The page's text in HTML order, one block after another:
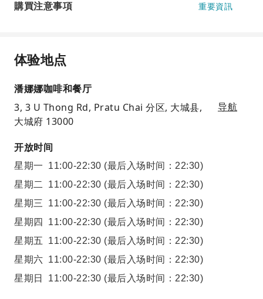
購買注意事項 重要資訊
体验地点
潘娜娜咖啡和餐厅
3, 3 U Thong Rd, Pratu Chai 分区, 大城县,
大城府 13000
导航
开放时间
星期一 11:00-22:30 (最后入场时间：22:30)
星期二
11:00-22:30 (最后入场时间：22:30)
星期三
11:00-22:30 (最后入场时间：22:30)
星期四
11:00-22:30 (最后入场时间：22:30)
星期五
11:00-22:30 (最后入场时间：22:30)
星期六 11:00-22:30 (最后入场时间：22:30)
星期日
11:00-22:30 (最后入场时间：22:30)